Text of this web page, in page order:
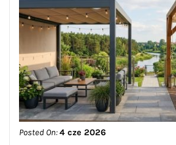
Posted On:4 cze 2026